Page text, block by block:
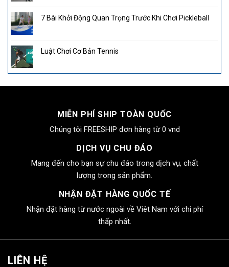
7 Bài Khởi Động Quan Trọng Trước Khi Chơi Pickleball
Luật Chơi Cơ Bản Tennis
MIỄN PHÍ SHIP TOÀN QUỐC
Chúng tôi FREESHIP đơn hàng từ 0 vnd
DỊCH VỤ CHU ĐÁO
Mang đến cho bạn sự chu đáo trong dịch vụ, chất
lượng trong sản phẩm.
NHẬN ĐẶT HÀNG QUỐC TẾ
Nhận đặt hàng từ nước ngoài về Viêt Nam với chi phí
thấp nhất.
LIÊN HỆ